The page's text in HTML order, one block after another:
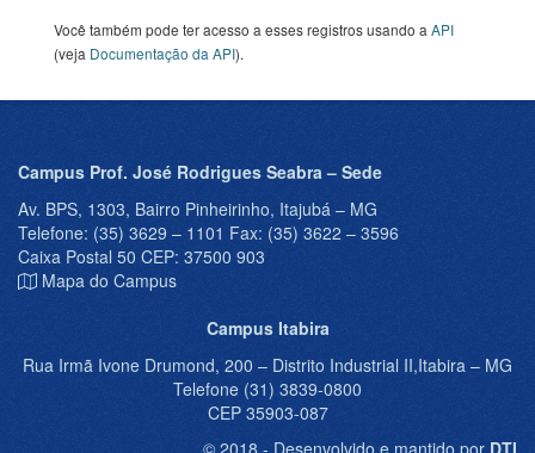
Você também pode ter acesso a esses registros usando a API
(veja Documentação da API).
Campus Prof. José Rodrigues Seabra – Sede
Av. BPS, 1303, Bairro Pinheirinho, Itajubá – MG
Telefone: (35) 3629 – 1101 Fax: (35) 3622 – 3596
Caixa Postal 50 CEP: 37500 903
Mapa do Campus
Campus Itabira
Rua Irmã Ivone Drumond, 200 – Distrito Industrial II,Itabira – MG
Telefone (31) 3839-0800
CEP 35903-087
© 2018 - Desenvolvido e mantido por DTI